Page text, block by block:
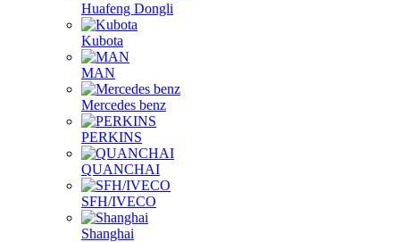
Huafeng Dongli
Kubota
MAN
Mercedes benz
PERKINS
QUANCHAI
SFH/IVECO
Shanghai